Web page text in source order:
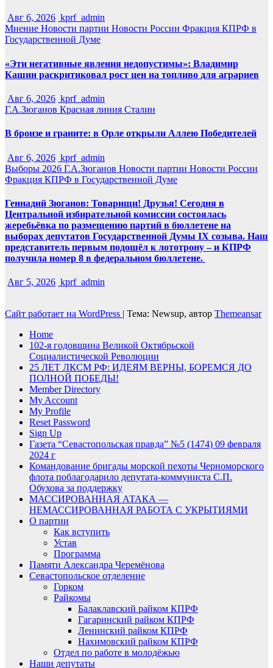
Авг 6, 2026 kprf_admin
Мнение Новости партии Новости России Фракция КПРФ в
Государственной Думе
«Эти негативные явления недопустимы»: Владимир
Кашин раскритиковал рост цен на топливо для аграриев
Авг 6, 2026 kprf_admin
Г.А.Зюганов Красная линия Сталин
В бронзе и граните: в Орле открыли Аллею Победителей
Авг 6, 2026 kprf_admin
Выборы 2026 Г.А.Зюганов Новости партии Новости России
Фракция КПРФ в Государственной Думе
Геннадий Зюганов: Товарищи! Друзья! Сегодня в
Центральной избирательной комиссии состоялась
жеребьёвка по размещению партий в бюллетене на
выборах депутатов Государственной Думы IX созыва. Наш
представитель первым подошёл к лототрону – и КПРФ
получила номер 8 в федеральном бюллетене.
Авг 5, 2026 kprf_admin
Сайт работает на WordPress | Тема: Newsup, автор Themeansar
Home
102-я годовщина Великой Октябрьской
Социалистической Революции
25 ЛЕТ ЛКСМ РФ: ИДЕЯМ ВЕРНЫ, БОРЕМСЯ ДО
ПОЛНОЙ ПОБЕДЫ!
Member Directory
My Account
My Profile
Reset Password
Sign Up
Газета “Севастопольская правда” №5 (1474) 09 февраля
2024 г
Командование бригады морской пехоты Черноморского
флота поблагодарило депутата-коммуниста С.П.
Обухова за поддержку
МАССИРОВАННАЯ АТАКА —
НЕМАССИРОВАННАЯ РАБОТА С УКРЫТИЯМИ
О партии
Как вступить
Устав
Программа
Памяти Александра Черемёнова
Севастопольское отделение
Горком
Райкомы
Балаклавский райком КПРФ
Гагаринский райком КПРФ
Ленинский райком КПРФ
Нахимовский райком КПРФ
Отдел по работе в молодёжью
Наши депутаты